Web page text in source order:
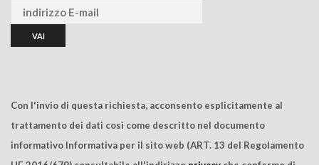
Con l'invio di questa richiesta, acconsento esplicitamente al
trattamento dei dati così come descritto nel documento
informativo Informativa per il sito web (ART. 13 del Regolamento